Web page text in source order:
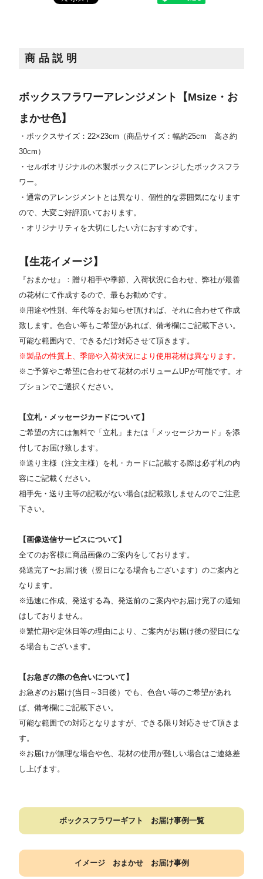
商品説明
ボックスフラワーアレンジメント【Msize・お
まかせ色】
・ボックスサイズ：22×23cm（商品サイズ：幅約25cm 高さ約
30cm）
・セルボオリジナルの木製ボックスにアレンジしたボックスフラ
ワー。
・通常のアレンジメントとは異なり、個性的な雰囲気になります
ので、大変ご好評頂いております。
・オリジナリティを大切にしたい方におすすめです。
【生花イメージ】
『おまかせ』：贈り相手や季節、入荷状況に合わせ、弊社が最善
の花材にて作成するので、最もお勧めです。
※用途や性別、年代等をお知らせ頂ければ、それに合わせて作成
致します。色合い等もご希望があれば、備考欄にご記載下さい。
可能な範囲内で、できるだけ対応させて頂きます。
※製品の性質上、季節や入荷状況により使用花材は異なります。
※ご予算やご希望に合わせて花材のボリュームUPが可能です。オ
プションでご選択ください。
【立札・メッセージカードについて】
ご希望の方には無料で「立札」または「メッセージカード」を添
付してお届け致します。
※送り主様（注文主様）を札・カードに記載する際は必ず札の内
容にご記載ください。
相手先・送り主等の記載がない場合は記載致しませんのでご注意
下さい。
【画像送信サービスについて】
全てのお客様に商品画像のご案内をしております。
発送完了〜お届け後（翌日になる場合もございます）のご案内と
なります。
※迅速に作成、発送する為、発送前のご案内やお届け完了の通知
はしておりません。
※繁忙期や定休日等の理由により、ご案内がお届け後の翌日にな
る場合もございます。
【お急ぎの際の色合いについて】
お急ぎのお届け(当日～3日後）でも、色合い等のご希望があれ
ば、備考欄にご記載下さい。
可能な範囲での対応となりますが、できる限り対応させて頂きま
す。
※お届けが無理な場合や色、花材の使用が難しい場合はご連絡差
し上げます。
ボックスフラワーギフト お届け事例一覧
イメージ おまかせ お届け事例